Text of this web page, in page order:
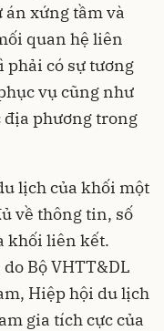
xứng tầm và
quan hệ liên
phải có sự tương
vụ cũng như
địa phương trong
lịch của khối một
về thông tin, số
khối liên kết.
Bộ VHTT&DL
Hiệp hội du lịch
gia tích cực của